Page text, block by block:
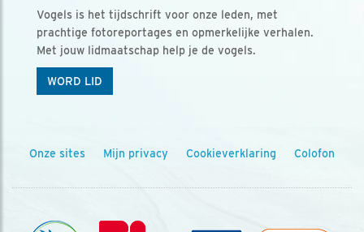
Vogels is het tijdschrift voor onze leden, met
prachtige fotoreportages en opmerkelijke verhalen.
Met jouw lidmaatschap help je de vogels.
WORD LID
Onze sites Mijn privacy Cookieverklaring Colofon